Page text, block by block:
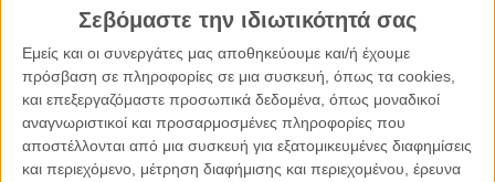
Σεβόμαστε την ιδιωτικότητά σας
Εμείς και οι συνεργάτες μας αποθηκεύουμε και/ή έχουμε
πρόσβαση σε πληροφορίες σε μια συσκευή, όπως τα cookies,
και επεξεργαζόμαστε προσωπικά δεδομένα, όπως μοναδικοί
αναγνωριστικοί και προσαρμοσμένες πληροφορίες που
αποστέλλονται από μια συσκευή για εξατομικευμένες διαφημίσεις
και περιεχόμενο, μέτρηση διαφήμισης και περιεχομένου, έρευνα